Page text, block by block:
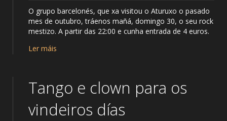
O grupo barcelonés, que xa visitou o Aturuxo o pasado
mes de outubro, tráenos mañá, domingo 30, o seu rock
mestizo. A partir das 22:00 e cunha entrada de 4 euros.
Ler máis
Tango e clown para os
vindeiros días